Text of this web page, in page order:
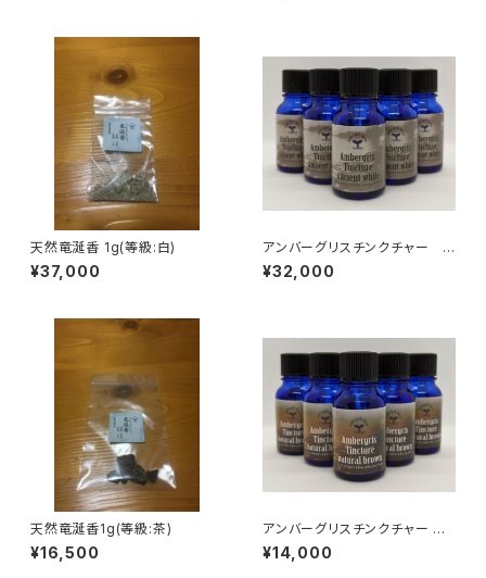
天然竜涎香 1g(等級:白)
¥37,000
アンバーグリスチンクチャー
エンシェントホワイト 10ml
¥32,000
天然竜涎香1g(等級:茶)
¥16,500
アンバーグリスチンクチャー ナ
チュラルブラウン 10ml
¥14,000